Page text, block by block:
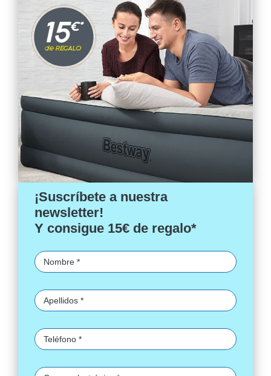
¡Suscríbete a nuestra
newsletter!
Y consigue 15€ de regalo*